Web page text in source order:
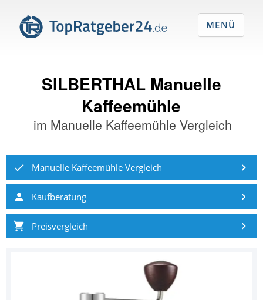
SILBERTHAL Manuelle
Kaffeemühle
im Manuelle Kaffeemühle Vergleich
Manuelle Kaffeemühle Vergleich
Kaufberatung
Preisvergleich
MENÜ